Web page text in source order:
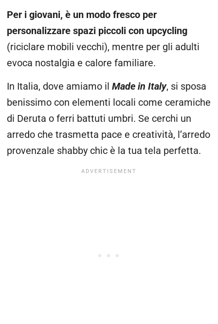
Per i giovani, è un modo fresco per
personalizzare spazi piccoli con upcycling
(riciclare mobili vecchi), mentre per gli adulti
evoca nostalgia e calore familiare.
In Italia, dove amiamo il Made in Italy, si sposa
benissimo con elementi locali come ceramiche
di Deruta o ferri battuti umbri. Se cerchi un
arredo che trasmetta pace e creatività, l’arredo
provenzale shabby chic è la tua tela perfetta.